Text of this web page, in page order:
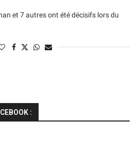
et 7 autres ont été décisifs lors du
: